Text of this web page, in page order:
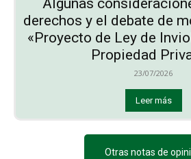
Algunas
derechos y el debate de
«Proyecto de Ley de
Propiedad
23/07/2026
Leer más
Otras notas de